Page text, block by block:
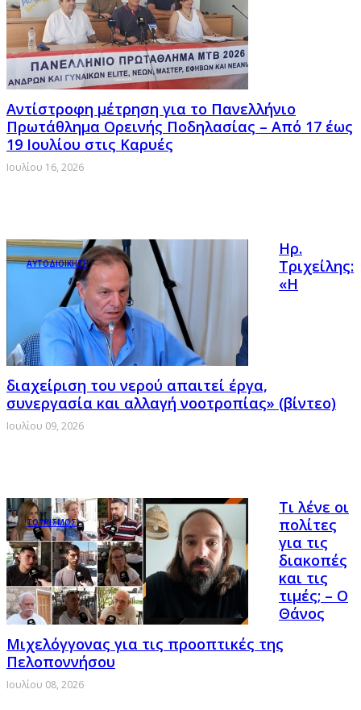
Αντίστροφη μέτρηση για το Πανελλήνιο
Πρωτάθλημα Ορεινής Ποδηλασίας – Από 17 έως
19 Ιουλίου στις Καρυές
Ιουλίου 16, 2026
ΑΥΤΟΔΙΟΙΚΗΣΗ
Ηρ.
Τριχείλης:
«Η
διαχείριση του νερού απαιτεί έργα,
συνεργασία και αλλαγή νοοτροπίας» (βίντεο)
Ιουλίου 09, 2026
ΤΟΥΡΙΣΜΟΣ
Τι λένε οι
πολίτες
για τις
διακοπές
και τις
τιμές; – Ο
Θάνος
Μιχελόγγονας για τις προοπτικές της
Πελοποννήσου
Ιουλίου 08, 2026